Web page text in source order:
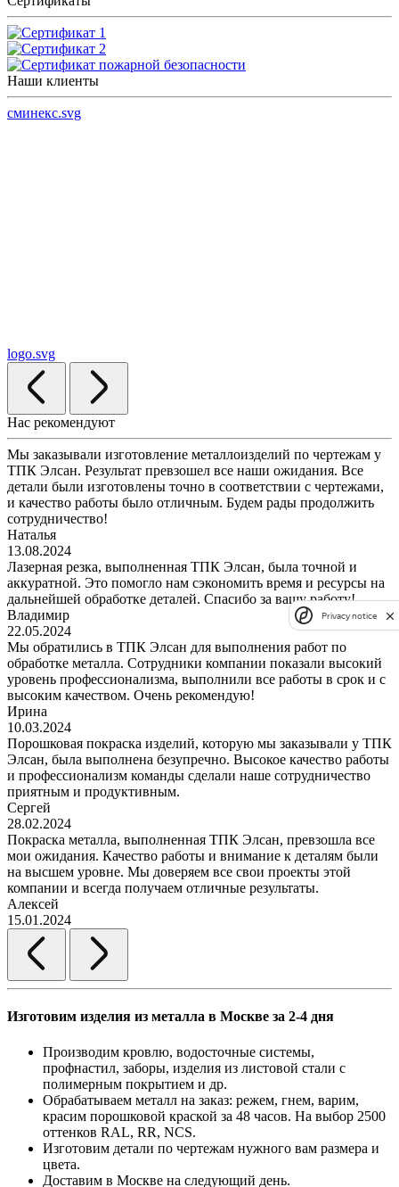
Наши клиенты
сминекс.svg
logo.svg
Нас рекомендуют
Мы заказывали изготовление металлоизделий по чертежам у
ТПК Элсан. Результат превзошел все наши ожидания. Все
детали были изготовлены точно в соответствии с чертежами,
и качество работы было отличным. Будем рады продолжить
сотрудничество!
Наталья
13.08.2024
Лазерная резка, выполненная ТПК Элсан, была точной и
аккуратной. Это помогло нам сэкономить время и ресурсы на
дальнейшей обработке деталей. Спасибо за вашу работу!
Владимир
22.05.2024
Мы обратились в ТПК Элсан для выполнения работ по
обработке металла. Сотрудники компании показали высокий
уровень профессионализма, выполнили все работы в срок и с
высоким качеством. Очень рекомендую!
Ирина
10.03.2024
Порошковая покраска изделий, которую мы заказывали у ТПК
Элсан, была выполнена безупречно. Высокое качество работы
и профессионализм команды сделали наше сотрудничество
приятным и продуктивным.
Сергей
28.02.2024
Покраска металла, выполненная ТПК Элсан, превзошла все
мои ожидания. Качество работы и внимание к деталям были
на высшем уровне. Мы доверяем все свои проекты этой
компании и всегда получаем отличные результаты.
Алексей
15.01.2024
Изготовим изделия из металла в Москве за 2-4 дня
Производим кровлю, водосточные системы,
профнастил, заборы, изделия из листовой стали с
полимерным покрытием и др.
Обрабатываем металл на заказ: режем, гнем, варим,
красим порошковой краской за 48 часов. На выбор 2500
оттенков RAL, RR, NCS.
Изготовим детали по чертежам нужного вам размера и
цвета.
Доставим в Москве на следующий день.
Privacy notice